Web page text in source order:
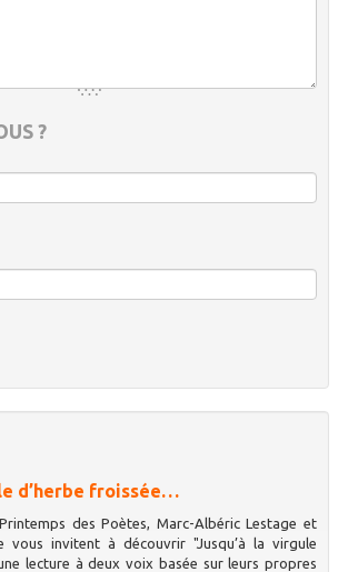
?
d’herbe froissée…
des Poètes, Marc-Albéric Lestage et
vous invitent à découvrir "Jusqu’à la virgule
lecture à deux voix basée sur leurs propres